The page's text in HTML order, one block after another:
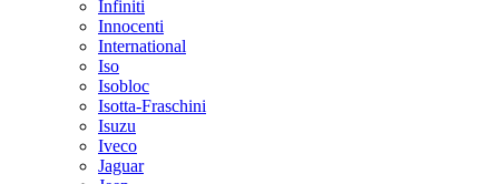
Infiniti
Innocenti
International
Iso
Isobloc
Isotta-Fraschini
Isuzu
Iveco
Jaguar